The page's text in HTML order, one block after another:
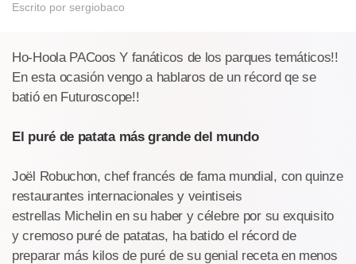
Escrito por sergiobaco
Ho-Hoola PACoos Y fanáticos de los parques temáticos!!
En esta ocasión vengo a hablaros de un récord qe se
batió en Futuroscope!!
El puré de patata más grande del mundo
Joël Robuchon, chef francés de fama mundial, con quinze
restaurantes internacionales y veintiseis
estrellas Michelin en su haber y célebre por su exquisito
y cremoso puré de patatas, ha batido el récord de
preparar más kilos de puré de su genial receta en menos